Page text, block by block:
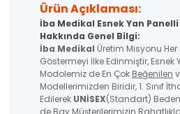
Ürün Açıklaması:
İba Medikal Esnek Yan
Hakkında Genel Bilgi:
İba Medikal Üretim Misyonu
Göstermeyi İlke Edinmiştir, Esnek
Modolemiz de En Çok Beğenilen
Modellerimizden Biridir, 1. Sınıf
Edilerek UNİSEX(Standart)
de Bay Müşterilerimizin